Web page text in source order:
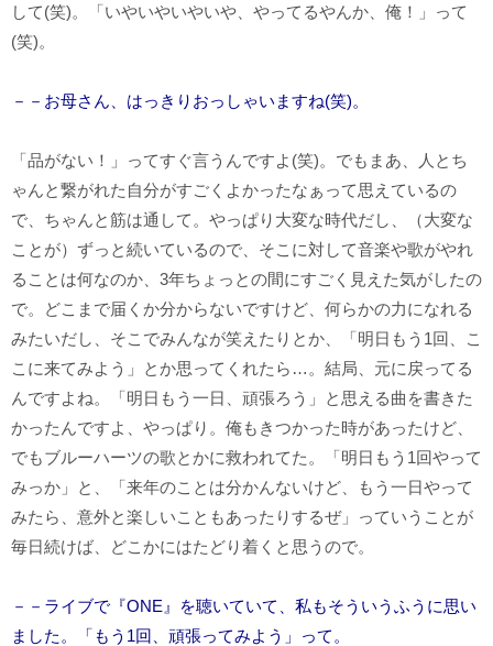
して(笑)。「いやいやいやいや、やってるやんか、俺！」って
(笑)。
－－お母さん、はっきりおっしゃいますね(笑)。
「品がない！」ってすぐ言うんですよ(笑)。でもまあ、人とち
ゃんと繋がれた自分がすごくよかったなぁって思えているの
で、ちゃんと筋は通して。やっぱり大変な時代だし、（大変な
ことが）ずっと続いているので、そこに対して音楽や歌がやれ
ることは何なのか、3年ちょっとの間にすごく見えた気がしたの
で。どこまで届くか分からないですけど、何らかの力になれる
みたいだし、そこでみんなが笑えたりとか、「明日もう1回、こ
こに来てみよう」とか思ってくれたら…。結局、元に戻ってる
んですよね。「明日もう一日、頑張ろう」と思える曲を書きた
かったんですよ、やっぱり。俺もきつかった時があったけど、
でもブルーハーツの歌とかに救われてた。「明日もう1回やって
みっか」と、「来年のことは分かんないけど、もう一日やって
みたら、意外と楽しいこともあったりするぜ」っていうことが
毎日続けば、どこかにはたどり着くと思うので。
－－ライブで『ONE』を聴いていて、私もそういうふうに思い
ました。「もう1回、頑張ってみよう」って。